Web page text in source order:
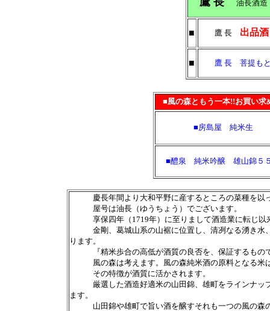
油長酒
■ 鷹 長 出品酒
■ 鷹 長 菩提も
■風の森ともう一本!!お買い求
■房島屋 純米生
■醴泉 純米吟醸 雄山錦５
慶長年間より大和平野に産するところの菜種を以っ
屋号は油長（ゆうちょう）でございます。
享保四年（1719年）に至りまして酒造業に転じ以
金剛、葛城山系の山裾に位置し、清冽なる湧き水、
ります。
『精米歩合の高低が酒質の良否を、保証するもの
風の森は考えます。風の森純米酒の原料となる米は
その特徴が酒質に活かされます。
厳選した酒造好適米の山田錦、雄町をラインナップ
ます。
山田錦や雄町で旨い酒を醸すそれも一つの風の森の